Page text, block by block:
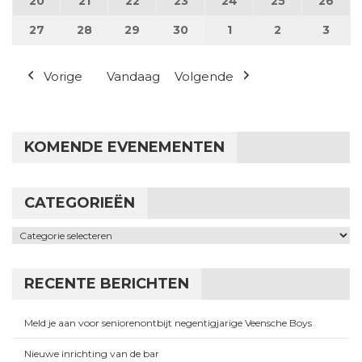
27 27 april 2026
28 28 april 2026
29 29 april 2026
30 30 april 2026
11 mei 2026
2 2 mei 2026
3
Vorige Vandaag Volgende
KOMENDE EVENEMENTEN
CATEGORIEËN
Categorieën
RECENTE BERICHTEN
Meld je aan voor seniorenontbijt negentigjarige Veensche Boys
Nieuwe inrichting van de bar